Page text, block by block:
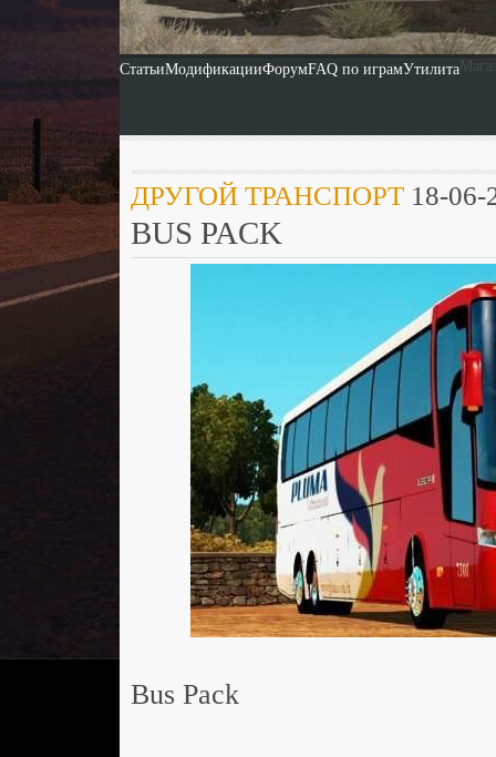
СтатьиМодификацииФорумFAQ по играмУтилита
ДРУГОЙ ТРАНСПОРТ18-06-
BUS PACK
Bus Pack